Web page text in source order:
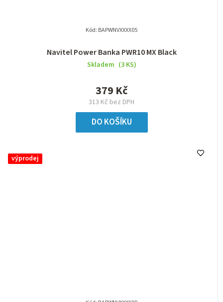
Navitel Power Banka PWR10 MX Black
Skladem (3 KS)
313 Kč bez DPH
379 Kč
DO KOŠÍKU
Kód: BAPWNVXXXX05
výprodej